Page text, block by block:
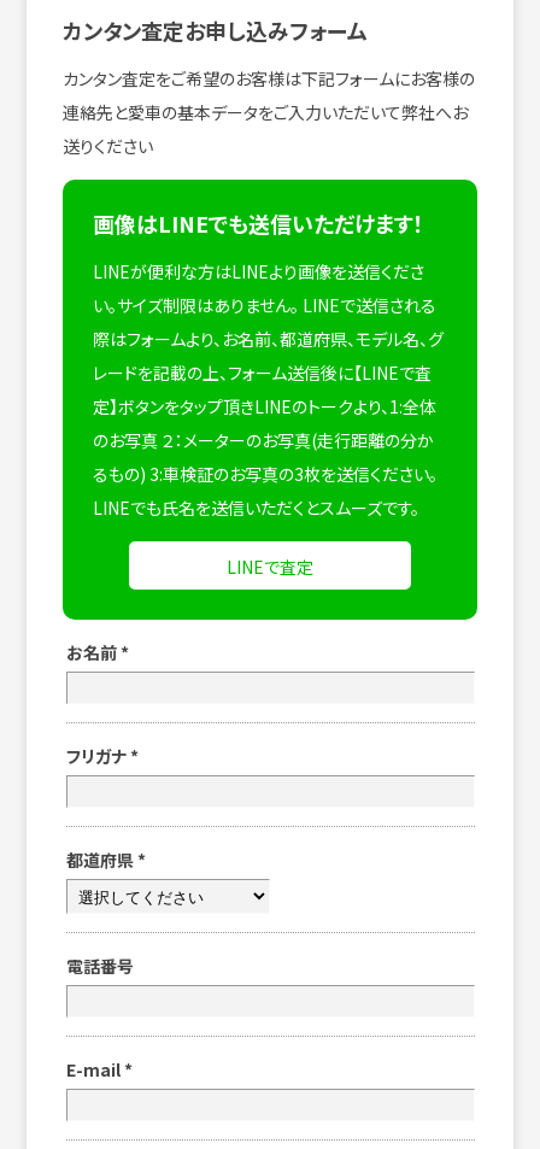
カンタン査定お申し込みフォーム
カンタン査定をご希望のお客様は下記フォームにお客様の
連絡先と愛車の基本データをご入力いただいて弊社へお
送りください
画像はLINEでも送信いただけます！
LINEが便利な方はLINEより画像を送信くださ
い。サイズ制限はありません。 LINEで送信される
際はフォームより、お名前、都道府県、モデル名、グ
レードを記載の上、フォーム送信後に【LINEで査
定】ボタンをタップ頂きLINEのトークより、1:全体
のお写真 ２：メーターのお写真(走行距離の分か
るもの) 3:車検証のお写真の3枚を送信ください。
LINEでも氏名を送信いただくとスムーズです。
LINEで査定
お名前 *
フリガナ *
都道府県 *
電話番号
E-mail *